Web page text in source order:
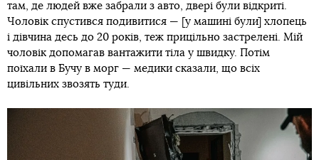
там, де людей вже забрали з авто, двері були відкриті.
Чоловік спустився подивитися — [у машині були] хлопець
і дівчина десь до 20 років, теж прицільно застрелені. Мій
чоловік допомагав вантажити тіла у швидку. Потім
поїхали в Бучу в морг — медики сказали, що всіх
цивільних звозять туди.